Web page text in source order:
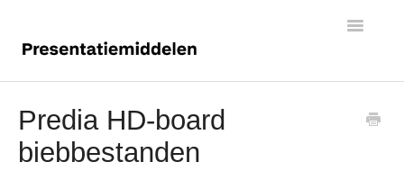
Toggle
Digiborden
Touchscreens
Predia HD-board
biebbestanden